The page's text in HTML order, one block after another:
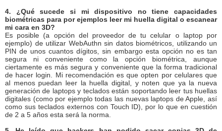
4. ¿Qué sucede si mi dispositivo no tiene capacidades
biométricas para por ejemplos leer mi huella digital o escanear
mi cara en 3D?
Es posible (a opción del proveedor de tu celular o laptop por
ejemplo) de utilizar WebAuthn sin datos biométricos, utilizando un
PIN de unos cuantos dígitos, sin embargo esta opción no es tan
segura ni conveniente como la opción biométrica, aunque
ciertamente es más segura y conveniente que la forma tradicional
de hacer login. Mi recomendación es que opten por celulares que
al menos puedan leer la huella digital, y noten que ya la nueva
generación de laptops y teclados están soportando leer tus huellas
digitales (como por ejemplo todas las nuevas laptops de Apple, así
como sus teclados externos con Touch ID), por lo que en cuestión
de 2 a 5 años esta será la norma.